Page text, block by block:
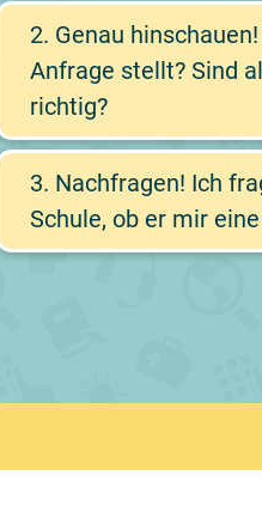
2. Genau
Anfrage stellt? Sind
richtig?
3. Nachfragen! Ich
Schule, ob er mir